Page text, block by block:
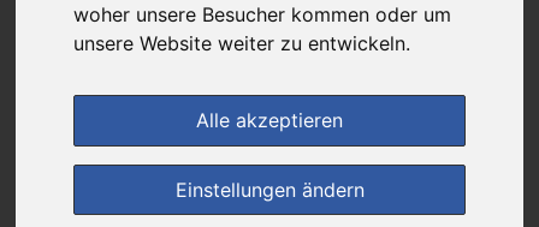
woher unsere Besucher kommen oder um
unsere Website weiter zu entwickeln.
Alle akzeptieren
Einstellungen ändern
pro Seite :
(3)